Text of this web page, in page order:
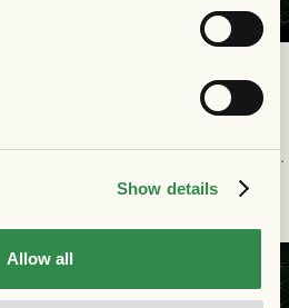
Show details
Allow all
23/7
herrar hemma mot FC
med avspark kl 19.00! Fredrik
tagit ut följande trupp till